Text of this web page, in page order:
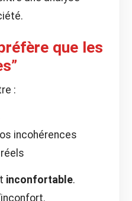
que les
:
incohérences
inconfortable.